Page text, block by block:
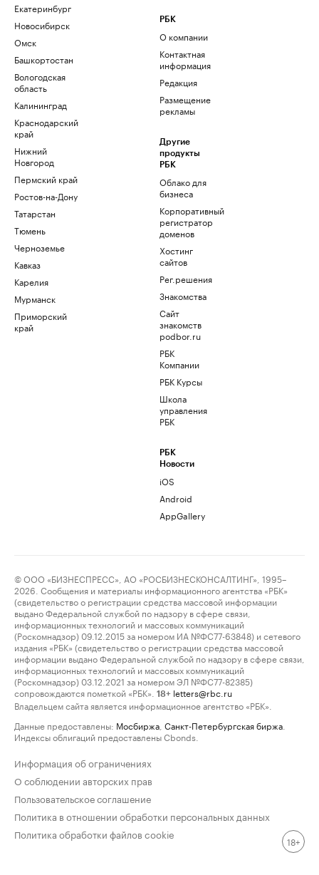
Екатеринбург
Новосибирск
Омск
Башкортостан
Вологодская
область
Калининград
Краснодарский
край
Нижний
Новгород
Пермский край
Ростов-на-Дону
Татарстан
Тюмень
Черноземье
Кавказ
Карелия
Мурманск
Приморский
край
РБК
О компании
Контактная
информация
Редакция
Размещение
рекламы
Другие
продукты
РБК
Облако для
бизнеса
Корпоративный
регистратор
доменов
Хостинг
сайтов
Рег.решения
Знакомства
Сайт
знакомств
podbor.ru
РБК
Компании
РБК Курсы
Школа
управления
РБК
РБК
Новости
iOS
Android
AppGallery
© ООО «БИЗНЕСПРЕСС», АО «РОСБИЗНЕСКОНСАЛТИНГ», 1995–
2026. Сообщения и материалы информационного агентства «РБК»
(свидетельство о регистрации средства массовой информации
выдано Федеральной службой по надзору в сфере связи,
информационных технологий и массовых коммуникаций
(Роскомнадзор) 09.12.2015 за номером ИА №ФС77-63848) и сетевого
издания «РБК» (свидетельство о регистрации средства массовой
информации выдано Федеральной службой по надзору в сфере связи,
информационных технологий и массовых коммуникаций
(Роскомнадзор) 03.12.2021 за номером ЭЛ №ФС77-82385)
сопровождаются пометкой «РБК».
18+ letters@rbc.ru
Владельцем сайта является информационное агентство «РБК».
Данные предоставлены: Мосбиржа Санкт-Петербургская биржа
Индексы облигаций предоставлены Cbonds.
Информация об ограничениях
О соблюдении авторских прав
Пользовательское соглашение
Политика в отношении обработки персональных данных
Политика обработки файлов cookie
18+